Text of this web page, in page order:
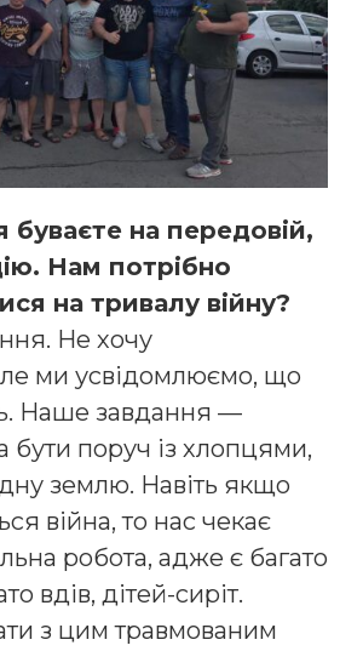
на передовій,
Нам потрібно
на тривалу війну?
Не хочу
ми усвідомлюємо, що
Наше завдання —
бути поруч із хлопцями,
землю. Навіть якщо
війна, то нас чекає
робота, адже є багато
вдів, дітей-сиріт.
з цим травмованим